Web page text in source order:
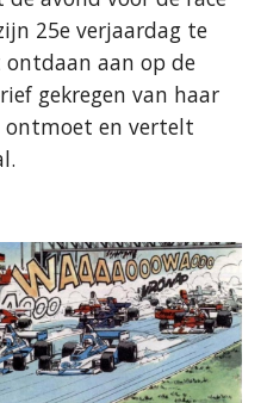
25e verjaardag te
aan op de
gekregen van haar
ontmoet en vertelt